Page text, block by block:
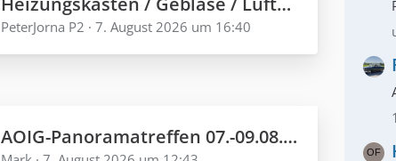
PeterJorna P2 7. August 2026 um 16:40
AOIG-Panoramatreffen 07.-09.08.2026